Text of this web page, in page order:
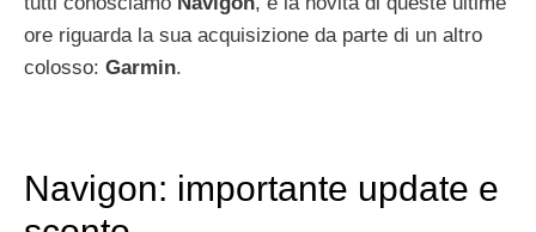
ore riguarda la sua acquisizione da parte di un altro
colosso: Garmin.
Navigon: importante update e